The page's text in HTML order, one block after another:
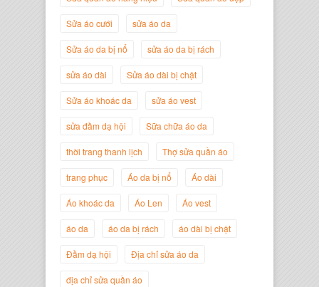
Giám Đốc Công ty Cây Xanh Gia
Nguyễn Đắc Định
Sửa áo cưới sửa áo da
Sửa áo da bị nổ sửa áo da bị rách
sửa áo dài Sửa áo dài bị chật
Sửa áo khoác da sửa áo vest
sửa đầm dạ hội Sữa chữa áo da
thời trang thanh lịch Thợ sửa quần áo
trang phục Áo da bị nổ Áo dài
Áo khoác da Áo Len Áo vest
áo da áo da bị rách áo dài bị chật
Đầm dạ hội Địa chỉ sửa áo da
địa chỉ sửa quần áo